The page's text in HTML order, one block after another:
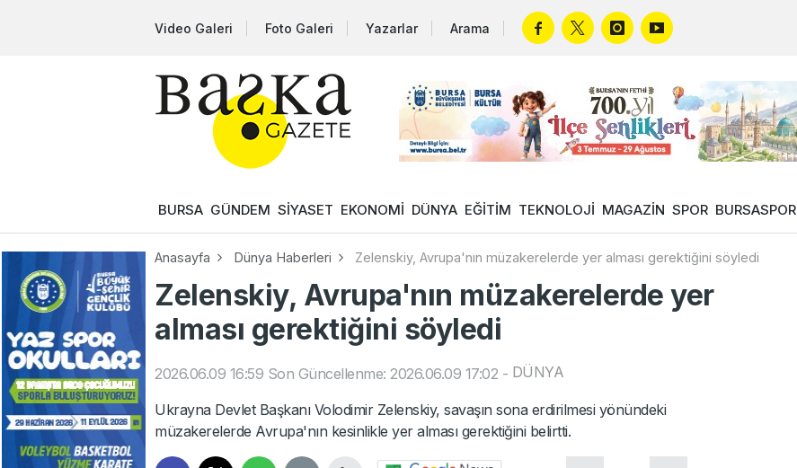
Video Galeri Foto Galeri Yazarlar Arama
BURSA GÜNDEM SİYASET EKONOMİ DÜNYA EĞİTİM TEKNOLOJİ MAGAZİN SPOR BURSASPOR
Anasayfa Dünya Haberleri Zelenskiy, Avrupa'nın müzakerelerde yer alması gerektiğini söyledi
Zelenskiy, Avrupa'nın müzakerelerde yer
alması gerektiğini söyledi
2026.06.09 16:59 Son Güncellenme: 2026.06.09 17:02 - DÜNYA
Ukrayna Devlet Başkanı Volodimir Zelenskiy, savaşın sona erdirilmesi yönündeki
müzakerelerde Avrupa'nın kesinlikle yer alması gerektiğini belirtti.